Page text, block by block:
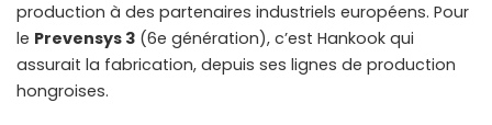
production à des partenaires industriels européens. Pour
le Prevensys 3 (6e génération), c’est Hankook qui
assurait la fabrication, depuis ses lignes de production
hongroises.